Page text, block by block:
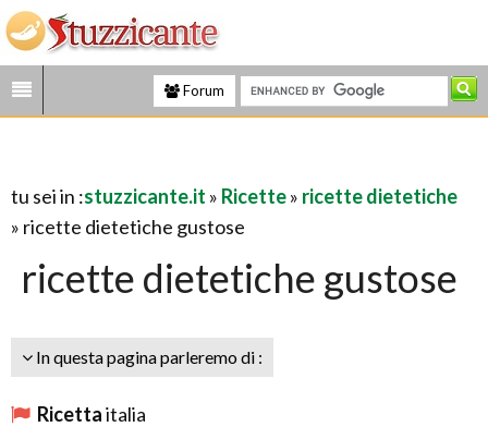
Forum
tu sei in :stuzzicante.it » Ricette» ricette dietetiche
» ricette dietetiche gustose
ricette dietetiche gustose
In questa pagina parleremo di :
Ricettaitalia